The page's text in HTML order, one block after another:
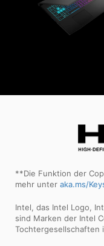
**Die Funktion der
mehr unter aka.ms/
Intel, das Intel Logo,
sind Marken der Intel
Tochtergesellschaften